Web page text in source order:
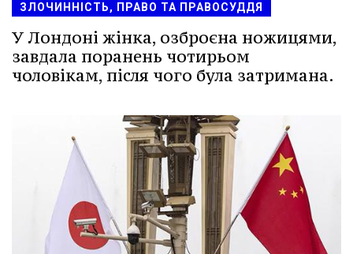
ЗЛОЧИННІСТЬ, ПРАВО ТА ПРАВОСУДДЯ
У Лондоні жінка, озброєна ножицями,
завдала поранень чотирьом
чоловікам, після чого була затримана.